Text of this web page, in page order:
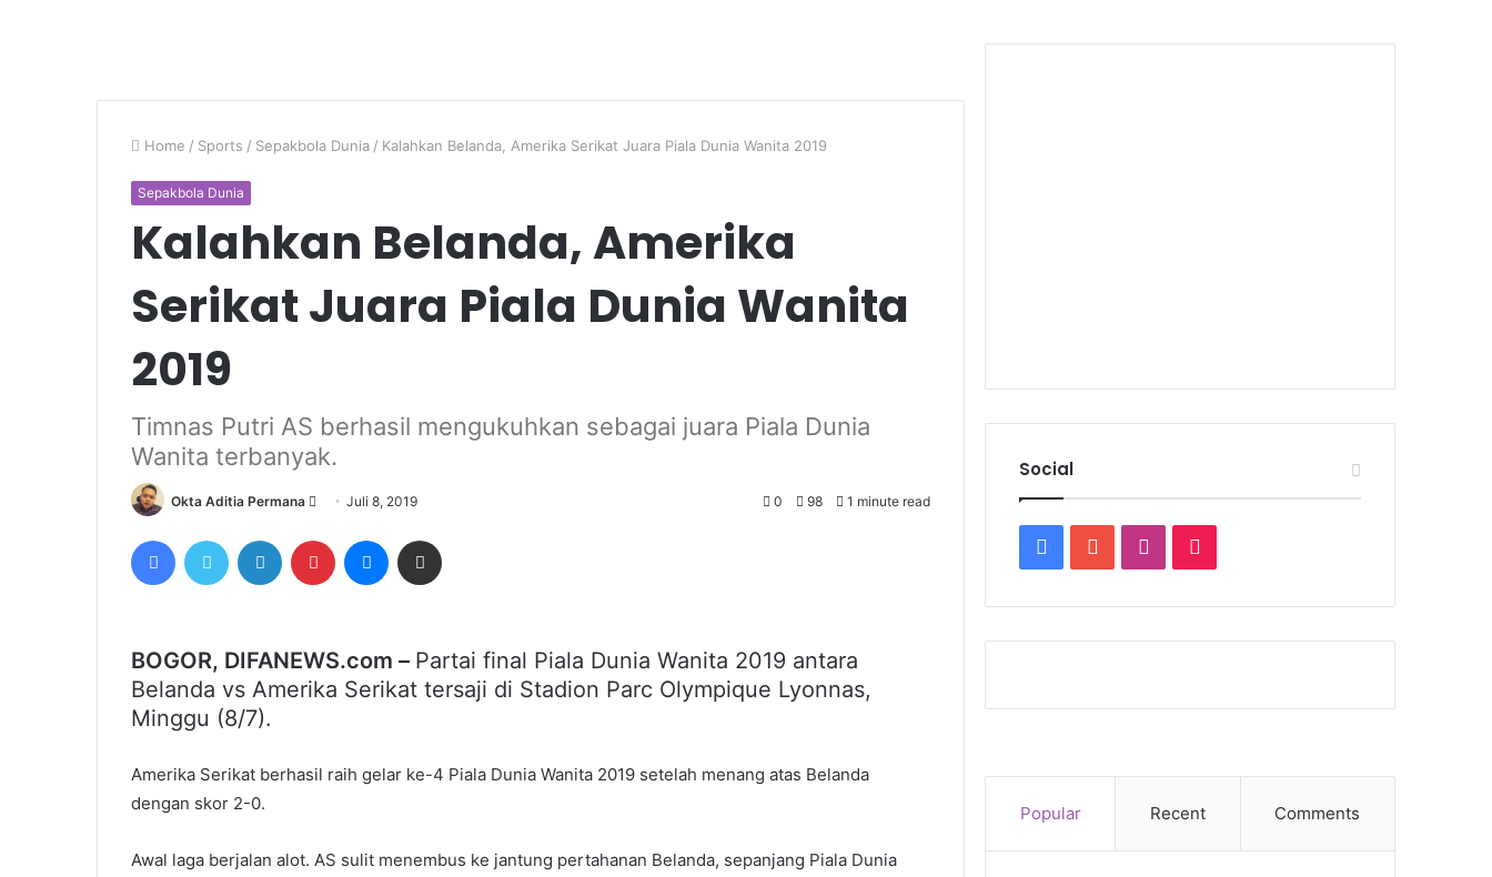
Home / Sports / Sepakbola Dunia / Kalahkan Belanda, Amerika Serikat Juara Piala Dunia Wanita 2019
Sepakbola Dunia
Kalahkan Belanda, Amerika
Serikat Juara Piala Dunia Wanita
2019
Timnas Putri AS berhasil mengukuhkan sebagai juara Piala Dunia
Wanita terbanyak.
Okta Aditia Permana
Send
email
Juli 8, 2019 0 98 1 minute read
FacebookTwitter LinkedIn Pinterest Messenger
BOGOR, DIFANEWS.com – Partai final Piala Dunia Wanita 2019 antara
Belanda vs Amerika Serikat tersaji di Stadion Parc Olympique Lyonnas,
Minggu (8/7).
Amerika Serikat berhasil raih gelar ke-4 Piala Dunia Wanita 2019 setelah menang atas Belanda
dengan skor 2-0.
Awal laga berjalan alot. AS sulit menembus ke jantung pertahanan Belanda, sepanjang Piala Dunia
Social
FacebookYouTubeInstagram
Popular Recent Comments